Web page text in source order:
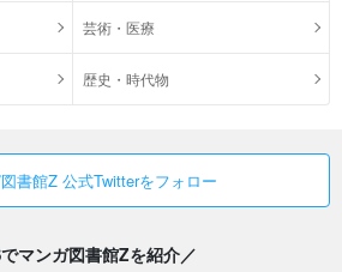
芸術・医療
歴史・時代物
書館Z 公式Twitterをフォロー
マンガ図書館Zを紹介／